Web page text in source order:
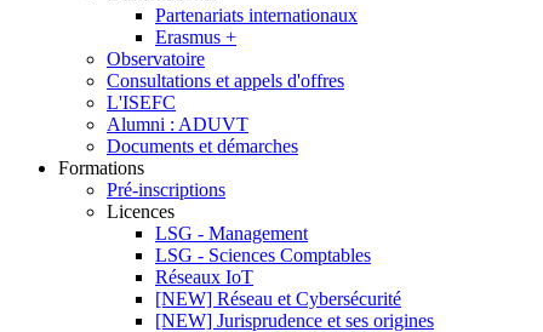
Partenariats internationaux
Erasmus +
Observatoire
Consultations et appels d'offres
L'ISEFC
Alumni : ADUVT
Documents et démarches
Formations
Pré-inscriptions
Licences
LSG - Management
LSG - Sciences Comptables
Réseaux IoT
[NEW] Réseau et Cybersécurité
[NEW] Jurisprudence et ses origines